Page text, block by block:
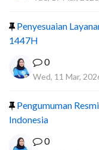
Penyesuaian
1447H
0
Wed, 11 Mar,
Pengumuman
Indonesia
0